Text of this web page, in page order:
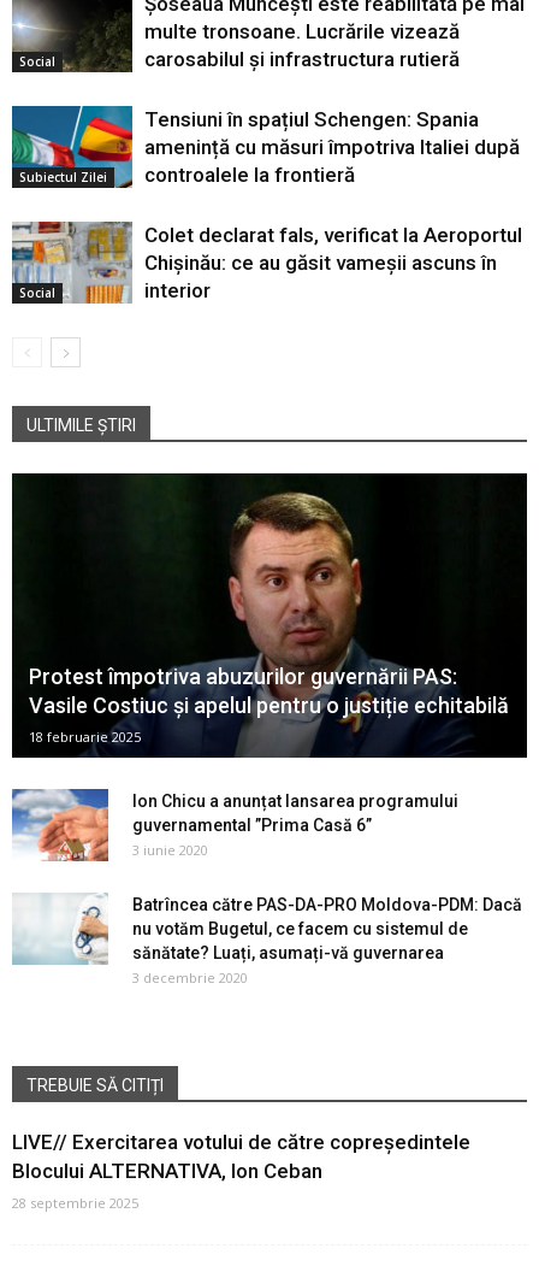
Social
multe tronsoane. Lucrările vizează
carosabilul și infrastructura rutieră
Subiectul Zilei
Tensiuni în spațiul Schengen: Spania
amenință cu măsuri împotriva Italiei după
controalele la frontieră
Social
Colet declarat fals, verificat la Aeroportul
Chișinău: ce au găsit vameșii ascuns în
interior
ULTIMILE ȘTIRI
Protest împotriva abuzurilor guvernării PAS:
Vasile Costiuc și apelul pentru o justiție echitabilă
18 februarie 2025
Ion Chicu a anunțat lansarea programului
guvernamental ”Prima Casă 6”
3 iunie 2020
Batrîncea către PAS-DA-PRO Moldova-PDM: Dacă
nu votăm Bugetul, ce facem cu sistemul de
sănătate? Luați, asumați-vă guvernarea
3 decembrie 2020
TREBUIE SĂ CITIȚI
LIVE// Exercitarea votului de către copreședintele
Blocului ALTERNATIVA, Ion Ceban
28 septembrie 2025